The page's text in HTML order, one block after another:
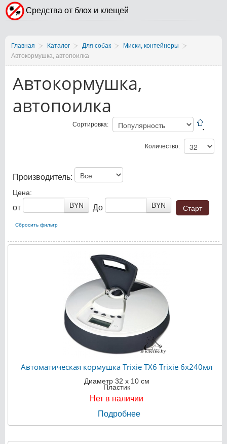
Средства от блох и клещей
Главная Каталог Для собак
Миски, контейнеры
Автокормушка, автопоилка
Автокормушка,
автопоилка
Сортировка:
Количество:
Производитель:
Цена:
от BYN До BYN
Сбросить фильтр
Автоматическая кормушка Trixie TX6 Trixie 6x240мл
Диаметр 32 х 10 см
Пластик
Нет в наличии
Подробнее